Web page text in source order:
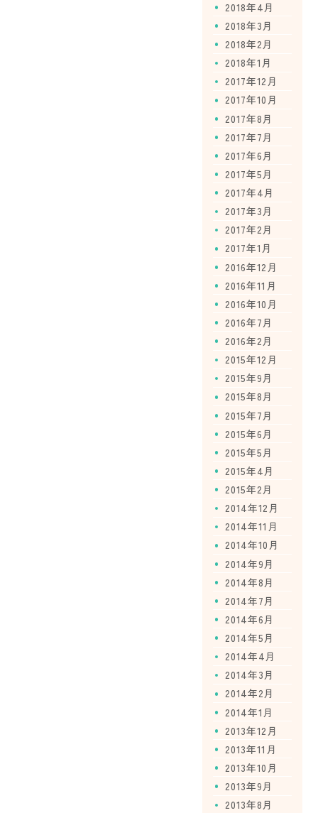
2018年4月
2018年3月
2018年2月
2018年1月
2017年12月
2017年10月
2017年8月
2017年7月
2017年6月
2017年5月
2017年4月
2017年3月
2017年2月
2017年1月
2016年12月
2016年11月
2016年10月
2016年7月
2016年2月
2015年12月
2015年9月
2015年8月
2015年7月
2015年6月
2015年5月
2015年4月
2015年2月
2014年12月
2014年11月
2014年10月
2014年9月
2014年8月
2014年7月
2014年6月
2014年5月
2014年4月
2014年3月
2014年2月
2014年1月
2013年12月
2013年11月
2013年10月
2013年9月
2013年8月